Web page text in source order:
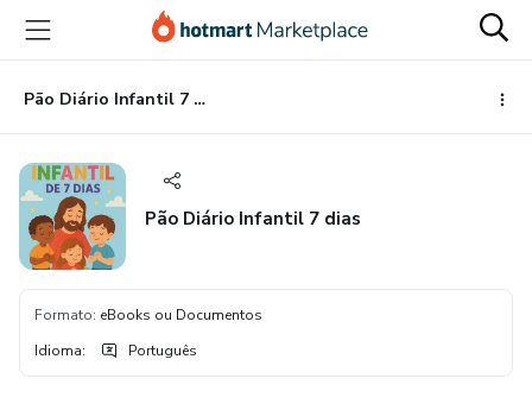
para
conteúdo
principal
para
pagamento
para
rodapé
Pão Diário Infantil 7 dias
Pão Diário Infantil 7 dias
Formato: eBooks ou Documentos
Idioma: Português